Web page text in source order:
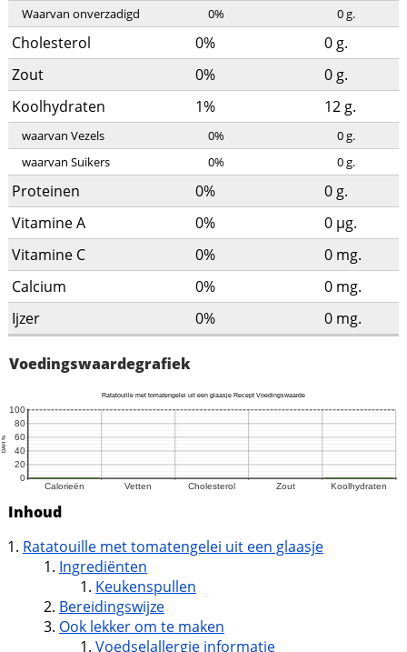
Waarvan onverzadigd
0% 0g.
Cholesterol 0% 0 g.
Zout
0% 0 g.
Koolhydraten
1% 12 g.
waarvan Vezels 0% 0g.
waarvan Suikers
0% 0g.
Proteinen 0% 0 g.
Vitamine A
0% 0 µg.
Vitamine C
0% 0 mg.
Calcium
0% 0 mg.
Ijzer
0% 0 mg.
Voedingswaardegrafiek
Inhoud
Ratatouille met tomatengelei uit een glaasje
Ingrediënten
Keukenspullen
Bereidingswijze
Ook lekker om te maken
Voedselallergie informatie